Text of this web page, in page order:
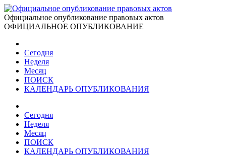
Официальное опубликование правовых актов
ОФИЦИАЛЬНОЕ ОПУБЛИКОВАНИЕ
Сегодня
Неделя
Месяц
ПОИСК
КАЛЕНДАРЬ ОПУБЛИКОВАНИЯ
Сегодня
Неделя
Месяц
ПОИСК
КАЛЕНДАРЬ ОПУБЛИКОВАНИЯ